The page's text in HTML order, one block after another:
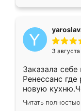
3
Заказала
Ренессанс
новую
вполне
два года,
Читать полностью